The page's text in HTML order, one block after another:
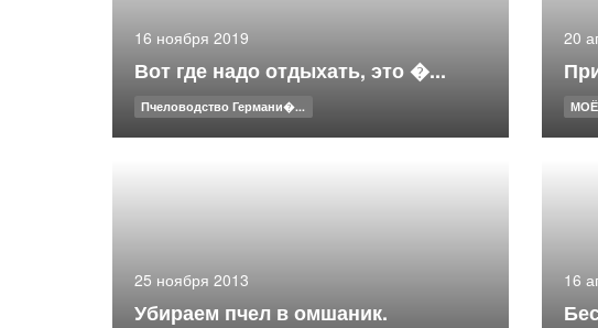
16 ноября 2019
Вот где надо отдыхать, это �...
Пчеловодство Германи�...
20
25 ноября 2013
Убираем пчел в омшаник.
16